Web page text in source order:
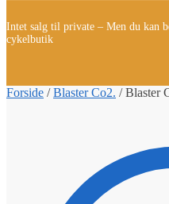
Intet salg til private – Men du kan
cykelbutik
Forside /Blaster Co2. /Blaster